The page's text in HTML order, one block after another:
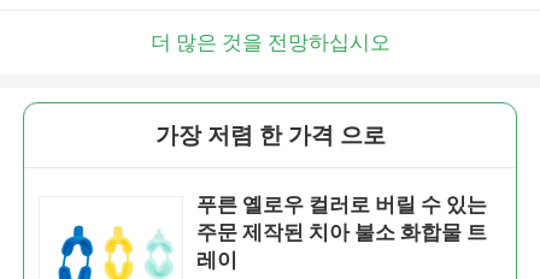
더 많은 것을 전망하십시오
가장 저렴 한 가격 으로
푸른 옐로우 컬러로 버릴 수 있는
주문 제작된 치아 불소 화합물 트
레이